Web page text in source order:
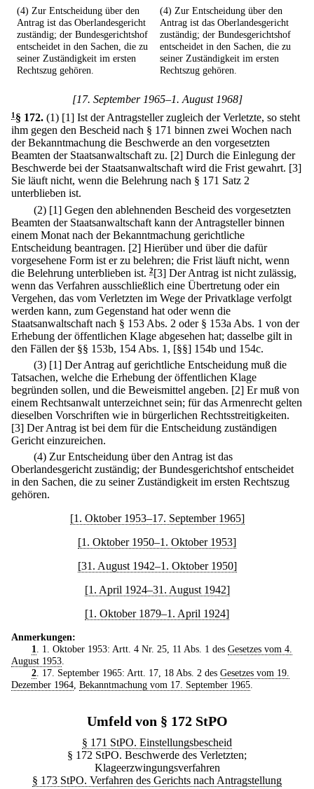
(4) Zur Entscheidung über den
Antrag ist das Oberlandesgericht
zuständig; der Bundesgerichtshof
entscheidet in den Sachen, die zu
seiner Zuständigkeit im ersten
Rechtszug gehören.
(4) Zur Entscheidung über den
Antrag ist das Oberlandesgericht
zuständig; der Bundesgerichtshof
entscheidet in den Sachen, die zu
seiner Zuständigkeit im ersten
Rechtszug gehören.
[17. September 1965–1. August 1968]
1§ 172. (1) [1] Ist der Antragsteller zugleich der Verletzte, so steht
ihm gegen den Bescheid nach § 171 binnen zwei Wochen nach
der Bekanntmachung die Beschwerde an den vorgesetzten
Beamten der Staatsanwaltschaft zu. [2] Durch die Einlegung der
Beschwerde bei der Staatsanwaltschaft wird die Frist gewahrt. [3]
Sie läuft nicht, wenn die Belehrung nach § 171 Satz 2
unterblieben ist.
(2) [1] Gegen den ablehnenden Bescheid des vorgesetzten
Beamten der Staatsanwaltschaft kann der Antragsteller binnen
einem Monat nach der Bekanntmachung gerichtliche
Entscheidung beantragen. [2] Hierüber und über die dafür
vorgesehene Form ist er zu belehren; die Frist läuft nicht, wenn
die Belehrung unterblieben ist. 2[3] Der Antrag ist nicht zulässig,
wenn das Verfahren ausschließlich eine Übertretung oder ein
Vergehen, das vom Verletzten im Wege der Privatklage verfolgt
werden kann, zum Gegenstand hat oder wenn die
Staatsanwaltschaft nach § 153 Abs. 2 oder § 153a Abs. 1 von der
Erhebung der öffentlichen Klage abgesehen hat; dasselbe gilt in
den Fällen der §§ 153b, 154 Abs. 1, [§§] 154b und 154c.
(3) [1] Der Antrag auf gerichtliche Entscheidung muß die
Tatsachen, welche die Erhebung der öffentlichen Klage
begründen sollen, und die Beweismittel angeben. [2] Er muß von
einem Rechtsanwalt unterzeichnet sein; für das Armenrecht gelten
dieselben Vorschriften wie in bürgerlichen Rechtsstreitigkeiten.
[3] Der Antrag ist bei dem für die Entscheidung zuständigen
Gericht einzureichen.
(4) Zur Entscheidung über den Antrag ist das
Oberlandesgericht zuständig; der Bundesgerichtshof entscheidet
in den Sachen, die zu seiner Zuständigkeit im ersten Rechtszug
gehören.
[1. Oktober 1953–17. September 1965]
[1. Oktober 1950–1. Oktober 1953]
[31. August 1942–1. Oktober 1950]
[1. April 1924–31. August 1942]
[1. Oktober 1879–1. April 1924]
Anmerkungen:
1
. 1. Oktober 1953: Artt. 4 Nr. 25, 11 Abs. 1 des Gesetzes vom 4.
August 1953
2. 17. September 1965: Artt. 17, 18 Abs. 2 des Gesetzes vom 19.
Dezember 1964 Bekanntmachung vom 17. September 1965
Umfeld von § 172 StPO
§ 171 StPO. Einstellungsbescheid
§ 172 StPO. Beschwerde des Verletzten;
Klageerzwingungsverfahren
§ 173 StPO. Verfahren des Gerichts nach Antragstellung